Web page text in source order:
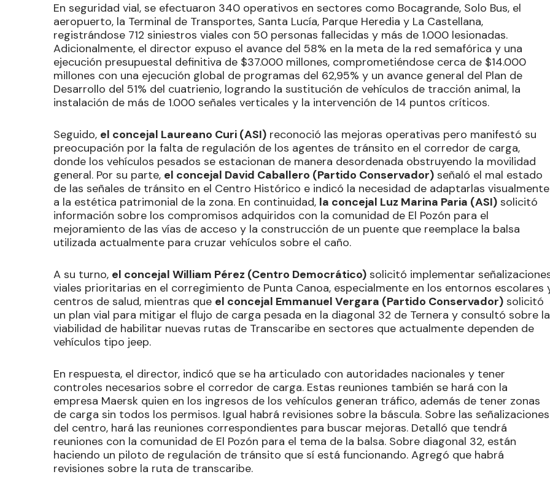
En seguridad vial, se efectuaron 340 operativos en sectores como Bocagrande, Solo Bus, el
aeropuerto, la Terminal de Transportes, Santa Lucía, Parque Heredia y La Castellana,
registrándose 712 siniestros viales con 50 personas fallecidas y más de 1.000 lesionadas.
Adicionalmente, el director expuso el avance del 58% en la meta de la red semafórica y una
ejecución presupuestal definitiva de $37.000 millones, comprometiéndose cerca de $14.000
millones con una ejecución global de programas del 62,95% y un avance general del Plan de
Desarrollo del 51% del cuatrienio, logrando la sustitución de vehículos de tracción animal, la
instalación de más de 1.000 señales verticales y la intervención de 14 puntos críticos.
Seguido, el concejal Laureano Curi (ASI) reconoció las mejoras operativas pero manifestó su
preocupación por la falta de regulación de los agentes de tránsito en el corredor de carga,
donde los vehículos pesados se estacionan de manera desordenada obstruyendo la movilidad
general. Por su parte, el concejal David Caballero (Partido Conservador) señaló el mal estado
de las señales de tránsito en el Centro Histórico e indicó la necesidad de adaptarlas visualmente
a la estética patrimonial de la zona. En continuidad, la concejal Luz Marina Paria (ASI) solicitó
información sobre los compromisos adquiridos con la comunidad de El Pozón para el
mejoramiento de las vías de acceso y la construcción de un puente que reemplace la balsa
utilizada actualmente para cruzar vehículos sobre el caño.
A su turno, el concejal William Pérez (Centro Democrático) solicitó implementar
viales prioritarias en el corregimiento de Punta Canoa, especialmente en los entornos escolares
centros de salud, mientras que el concejal Emmanuel Vergara (Partido Conservador) solicitó
un plan vial para mitigar el flujo de carga pesada en la diagonal 32 de Ternera y consultó sobre la
viabilidad de habilitar nuevas rutas de Transcaribe en sectores que actualmente dependen de
vehículos tipo jeep.
En respuesta, el director, indicó que se ha articulado con autoridades nacionales y tener
controles necesarios sobre el corredor de carga. Estas reuniones también se hará con la
empresa Maersk quien en los ingresos de los vehículos generan tráfico, además de tener zonas
de carga sin todos los permisos. Igual habrá revisiones sobre la báscula. Sobre las señalizaciones
del centro, hará las reuniones correspondientes para buscar mejoras. Detalló que tendrá
reuniones con la comunidad de El Pozón para el tema de la balsa. Sobre diagonal 32, están
haciendo un piloto de regulación de tránsito que sí está funcionando. Agregó que habrá
revisiones sobre la ruta de transcaribe.